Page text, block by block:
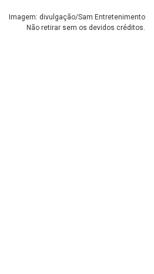
Imagem: divulgação/Sam Entretenimento
Não retirar sem os devidos créditos.